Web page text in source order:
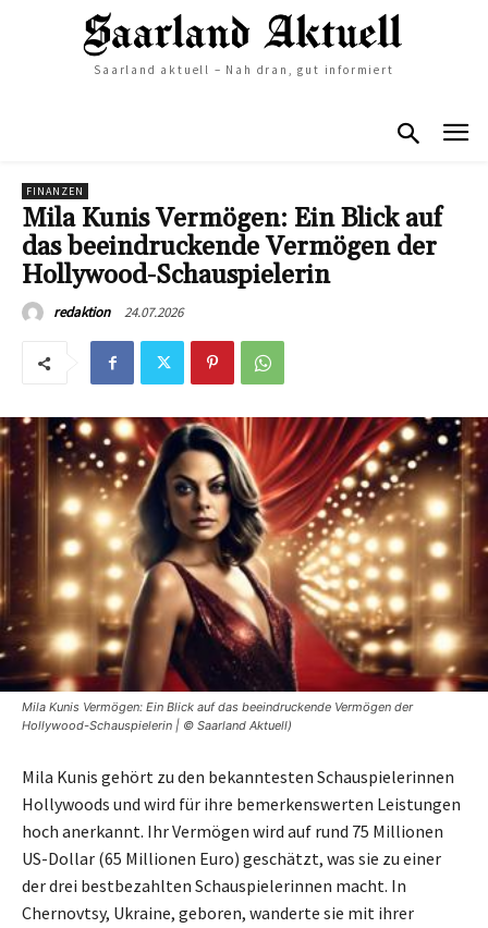
Saarland aktuell – Nah dran, gut informiert
FINANZEN
Mila Kunis Vermögen: Ein Blick auf
das beeindruckende Vermögen der
Hollywood-Schauspielerin
redaktion 24.07.2026
Mila Kunis Vermögen: Ein Blick auf das beeindruckende Vermögen der
Hollywood-Schauspielerin | © Saarland Aktuell)
Mila Kunis gehört zu den bekanntesten Schauspielerinnen
Hollywoods und wird für ihre bemerkenswerten Leistungen
hoch anerkannt. Ihr Vermögen wird auf rund 75 Millionen
US-Dollar (65 Millionen Euro) geschätzt, was sie zu einer
der drei bestbezahlten Schauspielerinnen macht. In
Chernovtsy, Ukraine, geboren, wanderte sie mit ihrer